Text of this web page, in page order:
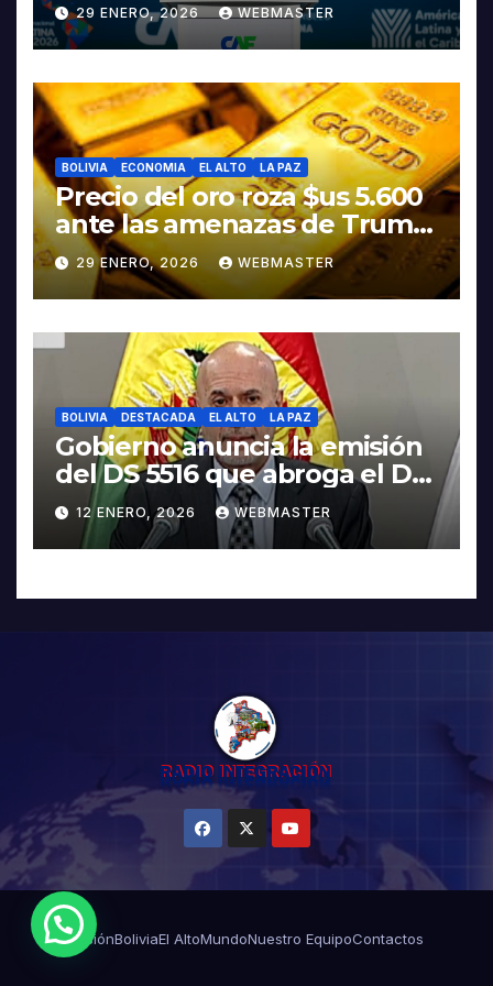
Rodrigo Paz
29 ENERO, 2026 WEBMASTER
BOLIVIA ECONOMIA EL ALTO LA PAZ
Precio del oro roza $us 5.600
ante las amenazas de Trump
contra Irán
29 ENERO, 2026 WEBMASTER
BOLIVIA DESTACADA EL ALTO LA PAZ
Gobierno anuncia la emisión
del DS 5516 que abroga el DS
5503
12 ENERO, 2026 WEBMASTER
MisiónBoliviaEl AltoMundoNuestro EquipoContactos